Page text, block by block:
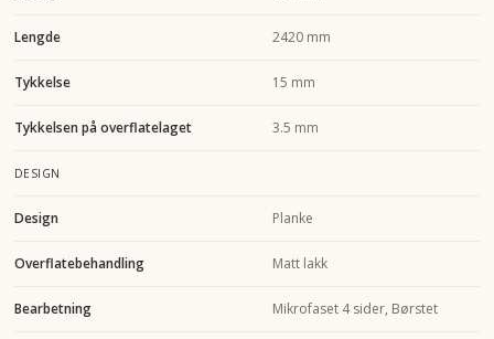
Lengde 2420 mm
Tykkelse 15 mm
Tykkelsen på overflatelaget 3.5 mm
DESIGN
Design Planke
Overflatebehandling Matt lakk
Bearbetning Mikrofaset 4 sider, Børstet